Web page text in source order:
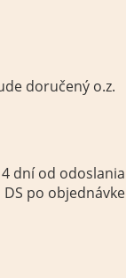
doručený o.z.
dní od odoslania
po objednávke